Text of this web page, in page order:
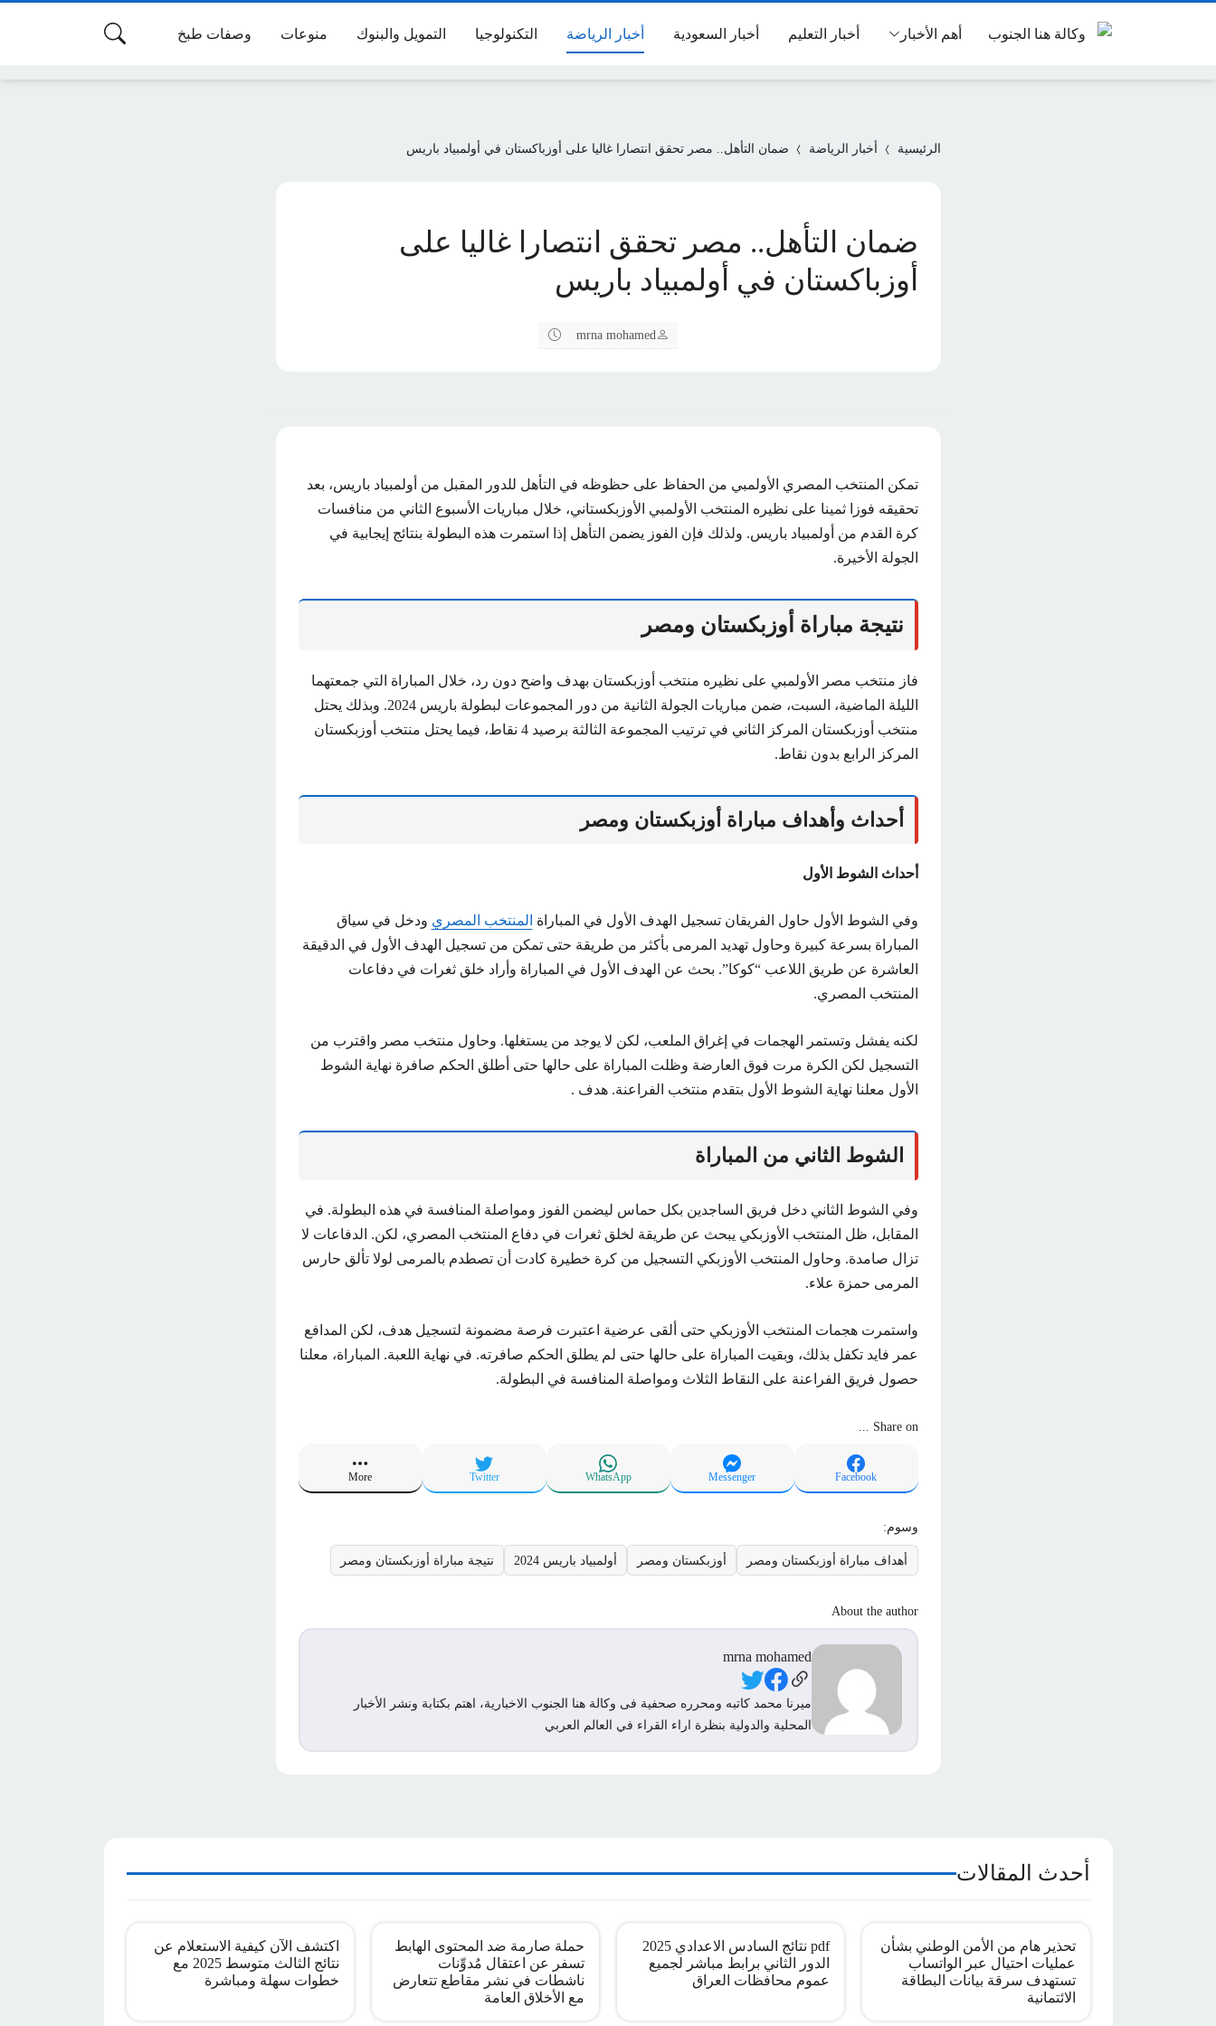
أهم الأخبار أخبار التعليم أخبار السعودية أخبار الرياضة التكنولوجيا التمويل والبنوك منوعات وصفات طبخ
الرئيسية أخبار الرياضة ضمان التأهل.. مصر تحقق انتصارا غاليا على أوزباكستان في أولمبياد باريس
ضمان التأهل.. مصر تحقق انتصارا غاليا على
أوزباكستان في أولمبياد باريس
mrna mohamed
تمكن المنتخب المصري الأولمبي من الحفاظ على حظوظه في التأهل للدور المقبل من أولمبياد باريس، بعد
تحقيقه فوزا ثمينا على نظيره المنتخب الأولمبي الأوزبكستاني، خلال مباريات الأسبوع الثاني من منافسات
كرة القدم من أولمبياد باريس. ولذلك فإن الفوز يضمن التأهل إذا استمرت هذه البطولة بنتائج إيجابية في
الجولة الأخيرة.
نتيجة مباراة أوزبكستان ومصر
فاز منتخب مصر الأولمبي على نظيره منتخب أوزبكستان بهدف واضح دون رد، خلال المباراة التي جمعتهما
الليلة الماضية، السبت، ضمن مباريات الجولة الثانية من دور المجموعات لبطولة باريس 2024. وبذلك يحتل
منتخب أوزبكستان المركز الثاني في ترتيب المجموعة الثالثة برصيد 4 نقاط، فيما يحتل منتخب أوزبكستان
المركز الرابع بدون نقاط.
أحداث وأهداف مباراة أوزبكستان ومصر
أحداث الشوط الأول
وفي الشوط الأول حاول الفريقان تسجيل الهدف الأول في المباراة المنتخب المصري ودخل في سياق
المباراة بسرعة كبيرة وحاول تهديد المرمى بأكثر من طريقة حتى تمكن من تسجيل الهدف الأول في الدقيقة
العاشرة عن طريق اللاعب “كوكا”. بحث عن الهدف الأول في المباراة وأراد خلق ثغرات في دفاعات
المنتخب المصري.
لكنه يفشل وتستمر الهجمات في إغراق الملعب، لكن لا يوجد من يستغلها. وحاول منتخب مصر واقترب من
التسجيل لكن الكرة مرت فوق العارضة وظلت المباراة على حالها حتى أطلق الحكم صافرة نهاية الشوط
الأول معلنا نهاية الشوط الأول بتقدم منتخب الفراعنة. هدف .
الشوط الثاني من المباراة
وفي الشوط الثاني دخل فريق الساجدين بكل حماس ليضمن الفوز ومواصلة المنافسة في هذه البطولة. في
المقابل، ظل المنتخب الأوزبكي يبحث عن طريقة لخلق ثغرات في دفاع المنتخب المصري، لكن. الدفاعات لا
تزال صامدة. وحاول المنتخب الأوزبكي التسجيل من كرة خطيرة كادت أن تصطدم بالمرمى لولا تألق حارس
المرمى حمزة علاء.
واستمرت هجمات المنتخب الأوزبكي حتى ألقى عرضية اعتبرت فرصة مضمونة لتسجيل هدف، لكن المدافع
عمر فايد تكفل بذلك، وبقيت المباراة على حالها حتى لم يطلق الحكم صافرته. في نهاية اللعبة. المباراة، معلنا
حصول فريق الفراعنة على النقاط الثلاث ومواصلة المنافسة في البطولة.
Share on ...
Facebook
Messenger
WhatsApp
Twitter
More
وسوم:
أهداف مباراة أوزبكستان ومصر أوزبكستان ومصر أولمبياد باريس 2024 نتيجة مباراة أوزبكستان ومصر
About the author
mrna mohamed
Social Links
ميرنا محمد كاتبه ومحرره صحفية فى وكالة هنا الجنوب الاخبارية، اهتم بكتابة ونشر الأخبار
المحلية والدولية بنظرة اراء القراء في العالم العربي
أحدث المقالات
تحذير هام من الأمن الوطني بشأن
عمليات احتيال عبر الواتساب
تستهدف سرقة بيانات البطاقة
الائتمانية
pdf نتائج السادس الاعدادي 2025
الدور الثاني برابط مباشر لجميع
عموم محافظات العراق
حملة صارمة ضد المحتوى الهابط
تسفر عن اعتقال مُدوِّنات
ناشطات في نشر مقاطع تتعارض
مع الأخلاق العامة
اكتشف الآن كيفية الاستعلام عن
نتائج الثالث متوسط 2025 مع
خطوات سهلة ومباشرة